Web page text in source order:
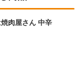
肉屋さん 中辛